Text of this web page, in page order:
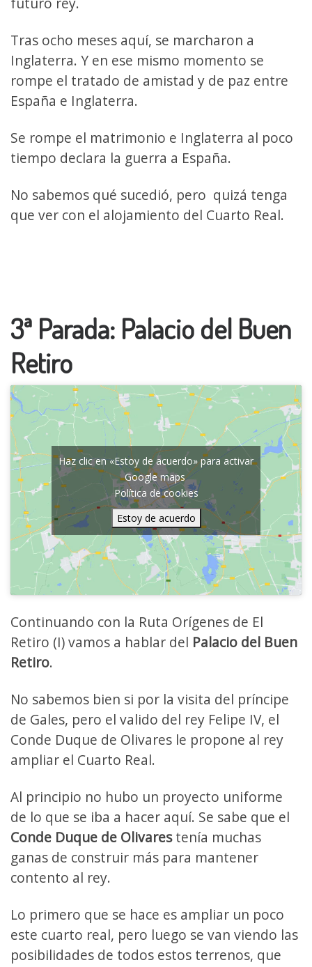
Tras ocho meses aquí, se marcharon a
Inglaterra. Y en ese mismo momento se
rompe el tratado de amistad y de paz entre
España e Inglaterra.
Se rompe el matrimonio e Inglaterra al poco
tiempo declara la guerra a España.
No sabemos qué sucedió, pero quizá tenga
que ver con el alojamiento del Cuarto Real.
3ª Parada: Palacio del Buen
Retiro
Haz clic en «Estoy de acuerdo» para activar
Google maps
Política de cookies
Estoy de acuerdo
Continuando con la Ruta Orígenes de El
Retiro (I) vamos a hablar del Palacio del Buen
Retiro.
No sabemos bien si por la visita del príncipe
de Gales, pero el valido del rey Felipe IV, el
Conde Duque de Olivares le propone al rey
ampliar el Cuarto Real.
Al principio no hubo un proyecto uniforme
de lo que se iba a hacer aquí. Se sabe que el
Conde Duque de Olivarestenía muchas
ganas de construir más para mantener
contento al rey.
Lo primero que se hace es ampliar un poco
este cuarto real, pero luego se van viendo las
posibilidades de todos estos terrenos, que